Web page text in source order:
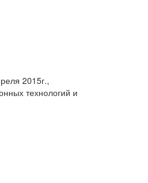
2015г.,
технологий и